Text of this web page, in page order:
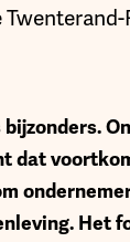
Twenterand-
dat